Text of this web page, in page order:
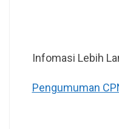
Infomasi Lebih
Pengumuman